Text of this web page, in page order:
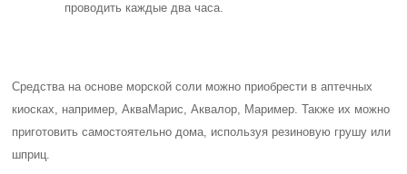
проводить каждые два часа.
Средства на основе морской соли можно приобрести в аптечных
киосках, например, АкваМарис, Аквалор, Маример. Также их можно
приготовить самостоятельно дома, используя резиновую грушу или
шприц.